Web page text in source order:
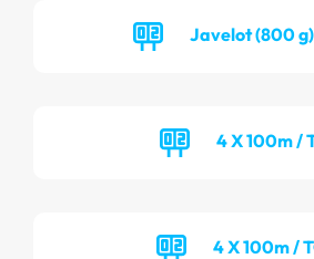
Javelot (800
4 X 100m /
4 X 100m /